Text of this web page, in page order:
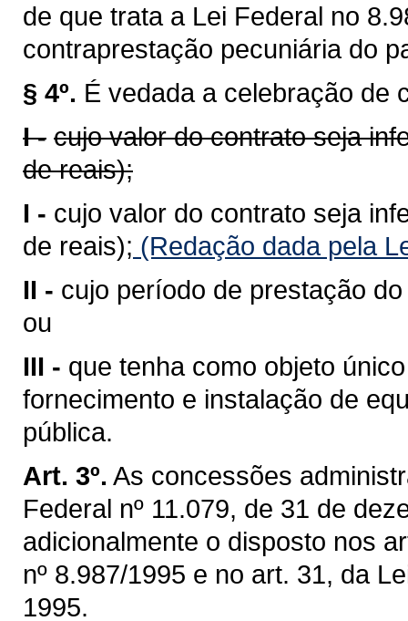
de que trata a Lei Federal no
contraprestação pecuniária do
§ 4º. É vedada a celebração de
I - cujo valor do contrato seja
de reais);
I - cujo valor do contrato seja
de reais); (Redação dada pela
II - cujo período de prestação
ou
III - que tenha como objeto
fornecimento e instalação de
pública.
Art. 3º. As concessões
Federal nº 11.079, de 31 de
adicionalmente o disposto nos
nº 8.987/1995 e no art. 31, da
1995.